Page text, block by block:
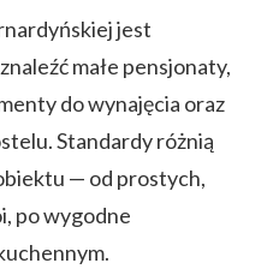
jest
małe pensjonaty,
do wynajęcia oraz
Standardy różnią
— od prostych,
po wygodne